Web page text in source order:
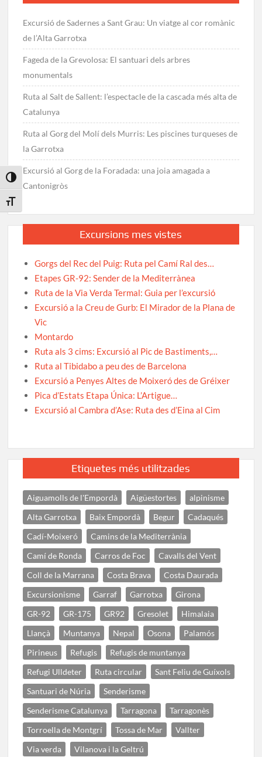
Toggle High Contrast
Toggle Font size
Excursió de Sadernes a Sant Grau: Un viatge al cor romànic
de l’Alta Garrotxa
Fageda de la Grevolosa: El santuari dels arbres
monumentals
Ruta al Salt de Sallent: l’espectacle de la cascada més alta de
Catalunya
Ruta al Gorg del Molí dels Murris: Les piscines turqueses de
la Garrotxa
Excursió al Gorg de la Foradada: una joia amagada a
Cantonigròs
Excursions mes vistes
Gorgs del Rec del Puig: Ruta pel Camí Ral des…
Etapes GR-92: Sender de la Mediterrànea
Ruta de la Via Verda Termal: Guia per l’excursió
Excursió a la Creu de Gurb: El Mirador de la Plana de
Vic
Montardo
Ruta als 3 cims: Excursió al Pic de Bastiments,…
Ruta al Tibidabo a peu des de Barcelona
Excursió a Penyes Altes de Moixeró des de Gréixer
Pica d’Estats Etapa Única: L’Artigue…
Excursió al Cambra d’Ase: Ruta des d’Eina al Cim
Etiquetes més utilitzades
Aiguamolls de l'Empordà Aigüestortes
alpinisme
Alta Garrotxa
Baix Empordà Begur
Cadaqués
Cadí-Moixeró
Camins de la Mediterrània
Camí de Ronda
Carros de Foc
Cavalls del Vent
Coll de la Marrana
Costa Brava
Costa Daurada
Excursionisme
Garraf Garrotxa
Girona
GR-92
GR-175 GR92 Gresolet
Himalaia
Llançà
Muntanya Nepal Osona
Palamós
Pirineus
Refugis
Refugis de muntanya
Refugi Ulldeter
Ruta circular
Sant Feliu de Guíxols
Santuari de Núria
Senderisme
Senderisme Catalunya
Tarragona
Tarragonès
Torroella de Montgrí
Tossa de Mar
Vallter
Via verda
Vilanova i la Geltrú